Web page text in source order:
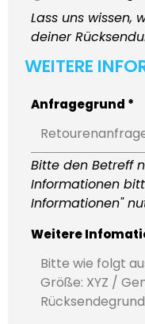
Lass uns wissen,
deiner
WEITERE
Anfragegrund *
Bitte den Betreff
Informationen
Informationen"
Weitere